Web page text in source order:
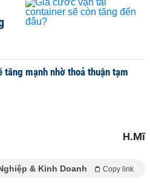
mạnh nhờ thoả thuận tạm
H.Mĩ
& Kinh Doanh Copy link